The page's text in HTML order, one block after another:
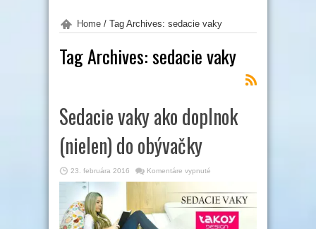
Home / Tag Archives: sedacie vaky
Tag Archives:sedacie vaky
Sedacie vaky ako doplnok
(nielen) do obývačky
23. februára 2016 Komentáre vypnuté
ako
doplnok
(nielen)
do
obývačky